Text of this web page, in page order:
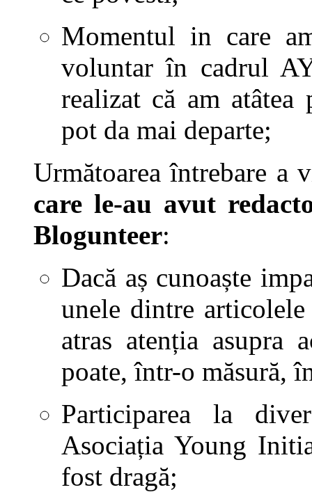
Momentul in care
voluntar în cadrul
realizat că am
pot da mai departe;
Următoarea întrebare a
care le-au avut
Blogunteer:
Dacă aș cunoaște
unele dintre
atras atenția asupra
poate, într-o măsură,
Participarea la
Asociația Young
fost dragă;